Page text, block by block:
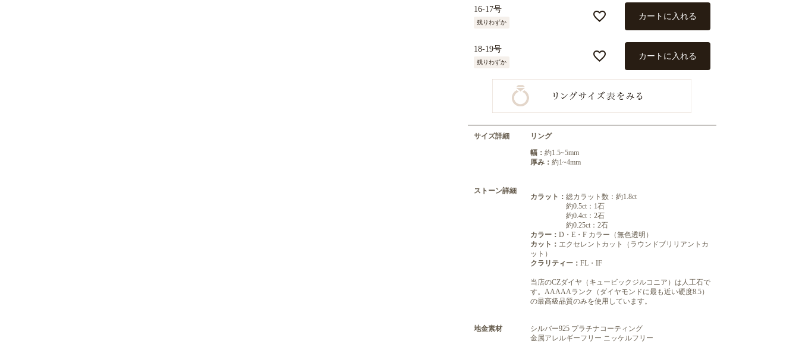
16-17号
残りわずか
カートに入れる
18-19号
残りわずか
カートに入れる
サイズ詳細
リング
幅： 約1.5~5mm
厚み： 約1~4mm
ストーン詳細
カラット： 総カラット数：約1.8ct
約0.5ct：1石
約0.4ct：2石
約0.25ct：2石
カラー： D・E・F カラー（無色透明）
カット： エクセレントカット（ラウンドブリリアントカ
ット）
クラリティー： FL・IF
当店のCZダイヤ（キュービックジルコニア）は人工石で
す。AAAAAランク（ダイヤモンドに最も近い硬度8.5）
の最高級品質のみを使用しています。
地金素材
シルバー925 プラチナコーティング
金属アレルギーフリー ニッケルフリー